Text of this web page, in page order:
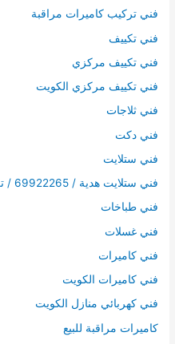
فني تركيب كاميرات مراقبة
فني تكييف
فني تكييف مركزي
فني تكييف مركزي الكويت
فني ثلاجات
فني دكت
فني ستلايت
فني ستلايت هدية / 69922265 / تركيب ستلايت أبو حليفة
فني طباخات
فني غسلات
فني كاميرات
فني كاميرات الكويت
فني كهربائي منازل الكويت
كاميرات مراقبة للبيع